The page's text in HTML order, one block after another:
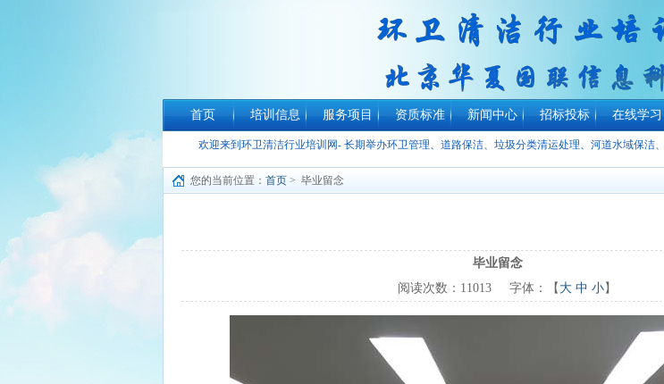
首页 培训信息 服务项目 资质标准 新闻中心 招标投标 在线学习
欢迎来到环卫清洁行业培训网- 长期举办环卫管理、道路保洁、垃圾分类清运处理、河道水域保洁
您的当前位置： 首页 > 毕业留念
毕业留念
阅读次数： 11013字体：【 大 中 小】